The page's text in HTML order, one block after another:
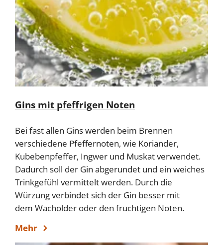
Gins mit pfeffrigen Noten
Bei fast allen Gins werden beim Brennen
verschiedene Pfeffernoten, wie Koriander,
Kubebenpfeffer, Ingwer und Muskat verwendet.
Dadurch soll der Gin abgerundet und ein weiches
Trinkgefühl vermittelt werden. Durch die
Würzung verbindet sich der Gin besser mit
dem Wacholder oder den fruchtigen Noten.
Mehr